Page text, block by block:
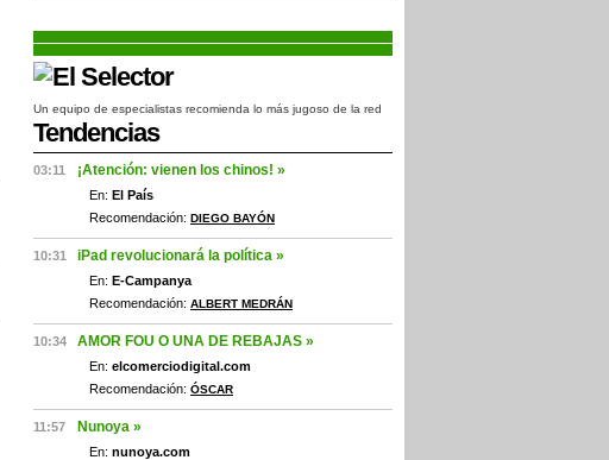
Un equipo de especialistas recomienda lo más jugoso de la red
Tendencias
03:11 ¡Atención: vienen los chinos! »
En: El País
Recomendación: DIEGO BAYÓN
10:31 iPad revolucionará la política »
En: E-Campanya
Recomendación: ALBERT MEDRÁN
10:34 AMOR FOU O UNA DE REBAJAS »
En: elcomerciodigital.com
Recomendación: ÓSCAR
11:57 Nunoya »
En: nunoya.com